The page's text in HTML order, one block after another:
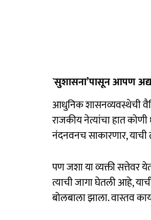
`सुशासना’पासून आपण
आधुनिक शासनव्यवस्थेची
राजकीय नेत्यांचा हात कोणी
नंदनवनच साकारणार, याची
पण जशा या व्यक्ती सत्तेवर
त्याची जागा घेतली आहे,
बोलबाला झाला. वास्तव